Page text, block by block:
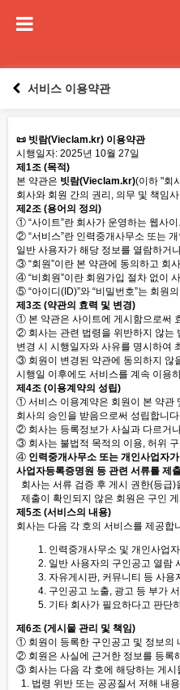
서비스 이용약관
📜 빗람(Vieclam.kr) 이용약관
시행일자: 2025년 10월 27일
제1조 (목적)
본 약관은 빗람(Vieclam.kr)(이하 "회
회사와 회원 간의 권리, 의무 및 책임
제2조 (용어의 정의)
① “사이트”란 회사가 운영하는 웹사이
② “서비스”란 인력중개사무소 또는
일반 사용자가 해당 정보를 열람하거
③ “회원”이란 본 약관에 동의하고 회
④ “비회원”이란 회원가입 절차 없이
⑤ “아이디(ID)”와 “비밀번호”는 회원
제3조 (약관의 효력 및 변경)
① 본 약관은 사이트에 게시함으로써
② 회사는 관련 법령을 위반하지 않는
변경 시 시행일자와 사유를 명시하여
③ 회원이 변경된 약관에 동의하지 않
시행일 이후에도 서비스를 계속 이용
제4조 (이용계약의 성립)
① 서비스 이용계약은 회원이 본 약관
회사의 승인을 받음으로써 성립합니
② 회사는 등록정보가 사실과 다르거
③ 회사는 불법적 목적의 이용, 허위
④ 인력중개사무소 또는 개인사업자
사업자등록증명원 등 관련 서류를 제
회사는 서류 검증 후 게시 권한(등급)
제출이 확인되지 않은 회원은 구인
제5조 (서비스의 내용)
회사는 다음 각 호의 서비스를 제공합
인력중개사무소 및 개인사업
일반 사용자의 구인공고 열람
자유게시판, 커뮤니티 등 사용
구인공고 노출, 광고 등 부가
기타 회사가 필요하다고 판단
제6조 (게시물 관리 및 책임)
① 회원이 등록한 구인공고 및 정보의
② 회원은 사실에 근거한 정보를 등록
③ 회사는 다음 각 호에 해당하는 게시
1. 법령 위반 또는 공공질서 저해 내용